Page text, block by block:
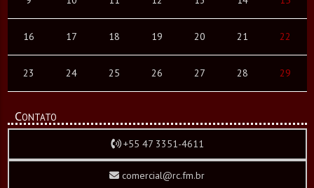
16 17 18 19 20 21 22
23 24 25 26 27 28 29
Contato
+55 47 3351-4611
comercial@rc.fm.br